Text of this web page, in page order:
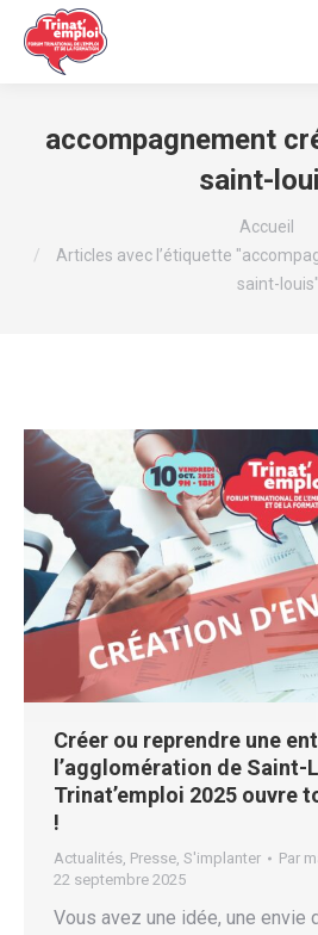
accompagnement
saint-
Accueil
Articles avec l’étiquette
saint-louis"
Créer ou reprendre une
l’agglomération de Saint-
Trinat’emploi 2025 ouvre
!
Actualités, Presse, S'implanter Par
22 septembre 2025
Vous avez une idée, une envie